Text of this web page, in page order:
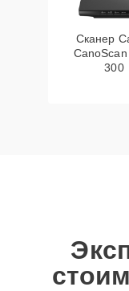
Сканер
300